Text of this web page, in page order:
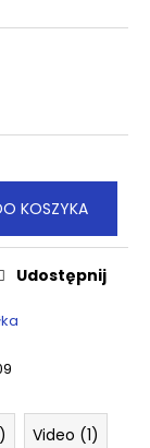
KOSZYKA
Udostępnij
Video (1)